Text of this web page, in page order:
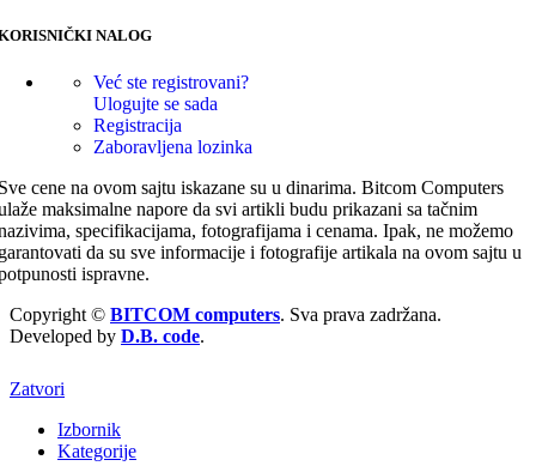
NALOG
Već ste registrovani?
Ulogujte se sada
Registracija
Zaboravljena lozinka
cene na ovom sajtu iskazane su u dinarima. Bitcom Computers
maksimalne napore da svi artikli budu prikazani sa tačnim
specifikacijama, fotografijama i cenama. Ipak, ne možemo
da su sve informacije i fotografije artikala na ovom sajtu u
ispravne.
Copyright © BITCOM computers. Sva prava zadržana.
Developed by D.B. code.
Zatvori
Izbornik
Kategorije